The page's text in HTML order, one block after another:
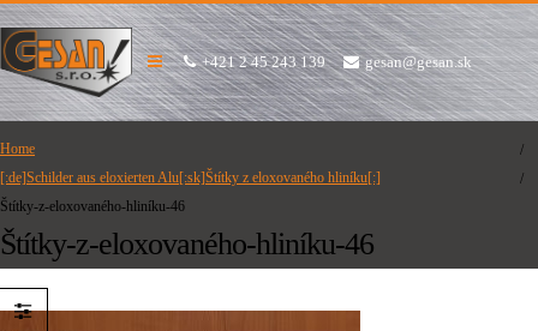
+421 2 45 243 139 gesan@gesan.sk
Home
[:de]Schilder aus eloxierten Alu[:sk]Štítky z eloxovaného hliníku[:]
Štítky-z-eloxovaného-hliníku-46
Štítky-z-eloxovaného-hliníku-46